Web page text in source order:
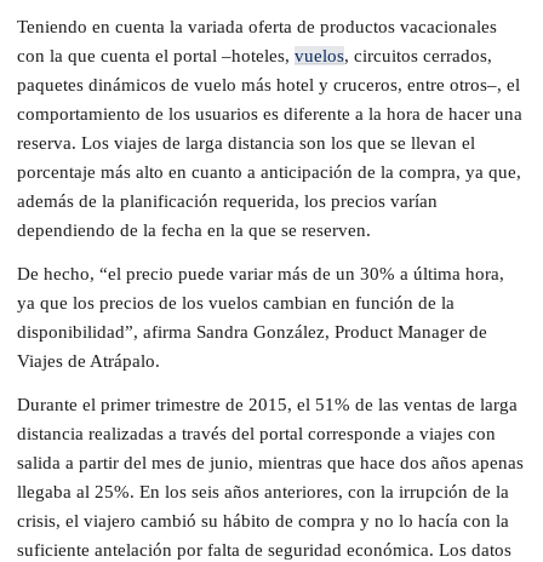
Teniendo en cuenta la variada oferta de productos vacacionales
con la que cuenta el portal –hoteles, vuelos, circuitos cerrados,
paquetes dinámicos de vuelo más hotel y cruceros, entre otros–, el
comportamiento de los usuarios es diferente a la hora de hacer una
reserva. Los viajes de larga distancia son los que se llevan el
porcentaje más alto en cuanto a anticipación de la compra, ya que,
además de la planificación requerida, los precios varían
dependiendo de la fecha en la que se reserven.
De hecho, “el precio puede variar más de un 30% a última hora,
ya que los precios de los vuelos cambian en función de la
disponibilidad”, afirma Sandra González, Product Manager de
Viajes de Atrápalo.
Durante el primer trimestre de 2015, el 51% de las ventas de larga
distancia realizadas a través del portal corresponde a viajes con
salida a partir del mes de junio, mientras que hace dos años apenas
llegaba al 25%. En los seis años anteriores, con la irrupción de la
crisis, el viajero cambió su hábito de compra y no lo hacía con la
suficiente antelación por falta de seguridad económica. Los datos